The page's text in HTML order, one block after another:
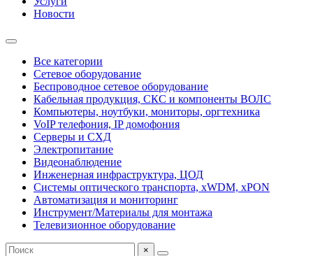
Новости
Все категории
Сетевое оборудование
Беспроводное сетевое оборудование
Кабельная продукция, СКС и компоненты ВОЛС
Компьютеры, ноутбуки, мониторы, оргтехника
VoIP телефония, IP домофония
Серверы и СХД
Электропитание
Видеонаблюдение
Инженерная инфраструктура, ЦОД
Системы оптического транспорта, xWDM, xPON
Автоматизация и мониторинг
Инструмент/Материалы для монтажа
Телевизионное оборудование
×